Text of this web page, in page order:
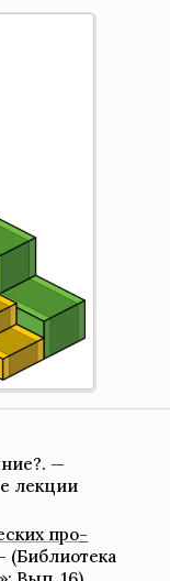
—
лекции
про­
(Биб­лио­тека